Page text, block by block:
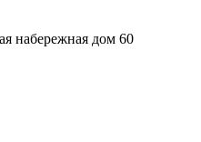
набережная дом 60